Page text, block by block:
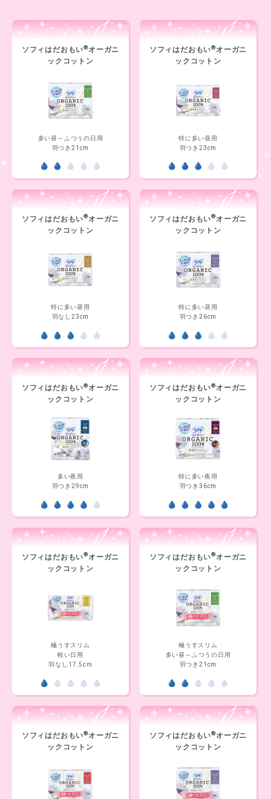
ソフィはだおもい®オーガニ
ックコットン
多い昼～ふつうの日用
羽つき21cm
ソフィはだおもい®オーガニ
ックコットン
特に多い昼用
羽つき23cm
ソフィはだおもい®オーガニ
ックコットン
特に多い昼用
羽なし23cm
ソフィはだおもい®オーガニ
ックコットン
特に多い昼用
羽つき26cm
ソフィはだおもい®オーガニ
ックコットン
多い夜用
羽つき29cm
ソフィはだおもい®オーガニ
ックコットン
特に多い夜用
羽つき36cm
ソフィはだおもい®オーガニ
ックコットン
極うすスリム
軽い日用
羽なし17.5cm
ソフィはだおもい®オーガニ
ックコットン
極うすスリム
多い昼～ふつうの日用
羽つき21cm
ソフィはだおもい®オーガニ
ックコットン
ソフィはだおもい®オーガニ
ックコットン